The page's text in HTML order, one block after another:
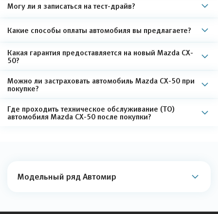
Могу ли я записаться на тест-драйв?
Какие способы оплаты автомобиля вы предлагаете?
Какая гарантия предоставляется на новый Mazda CX-
50?
Можно ли застраховать автомобиль Mazda CX-50 при
покупке?
Где проходить техническое обслуживание (ТО)
автомобиля Mazda CX-50 после покупки?
Модельный ряд Автомир